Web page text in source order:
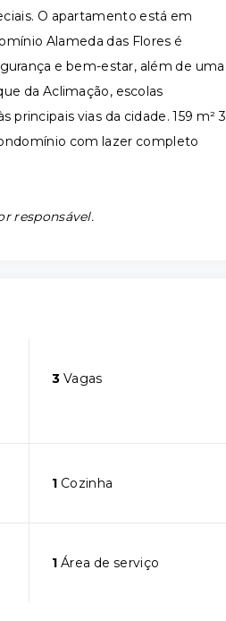
O apartamento está em
Alameda das Flores é
e bem-estar, além de uma
da Aclimação, escolas
vias da cidade. 159 m² 3
com lazer completo
responsável.
3 Vagas
1 Cozinha
1 Área de serviço